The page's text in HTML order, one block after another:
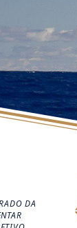
DA